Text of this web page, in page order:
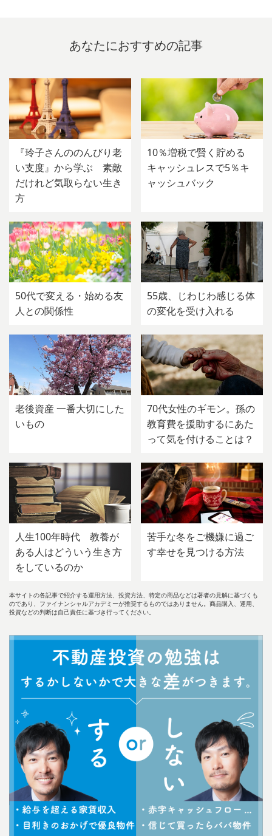
あなたにおすすめの記事
『玲子さんののんびり老
い支度』から学ぶ 素敵
だけれど気取らない生き
方
10％増税で賢く貯める
キャッシュレスで5％キ
ャッシュバック
50代で変える・始める友
人との関係性
55歳、じわじわ感じる体
の変化を受け入れる
老後資産 一番大切にした
いもの
70代女性のギモン。孫の
教育費を援助するにあた
って気を付けることは？
人生100年時代 教養が
ある人はどういう生き方
をしているのか
苦手な冬をご機嫌に過ご
す幸せを見つける方法
本サイトの各記事で紹介する運用方法、投資方法、特定の商品などは著者の見解に基づくも
のであり、ファイナンシャルアカデミーが推奨するものではありません。商品購入、運用、
投資などの判断は自己責任に基づき行ってください。